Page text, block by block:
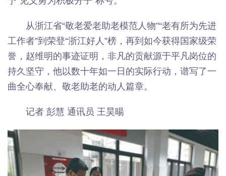
从浙江省“敬老爱老助老模范人物”“老有所为先进
工作者”到荣登“浙江好人”榜，再到如今获得国家级荣
誉，赵维明的事迹证明，非凡的贡献源于平凡岗位的
持久坚守，他以数十年如一日的实际行动，谱写了一
曲全心奉献、敬老助老的动人篇章。
记者 彭慧 通讯员 王昊暘